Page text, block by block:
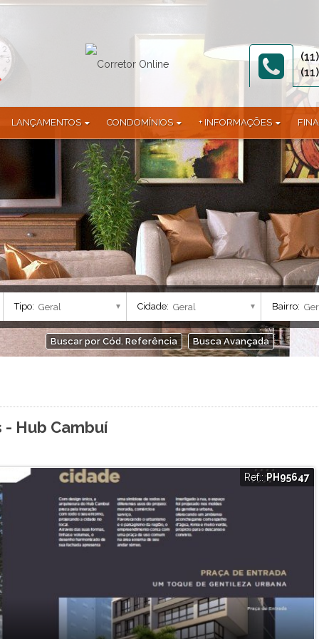
(1)
(1)
LANÇAMENTOS
Terreno em Condomínio (3)
CONDOMÍNIOS
Abitare Eco Clube (1)
Allegro (1)
Alphaville Jundiaí (9)
Alta Vista Acqua (1)
Alto Di Felicitá (2)
Altos da Avenida (2)
Altos da Samuel Martins (1)
America Central (1)
Applausi Villaggio (1)
Araguaia (1)
Arts Itatiba (1)
Atmosphera Natural Living (2)
Bosque dos Jatobás (1)
Bothanica Jarinu (8)
Brisas da Mata (3)
Brisas Jundiaí (4)
Buona Vitta (1)
Cafezal 6 (1)
Campos de Santo Antonio II (1)
Canto da Natureza (1)
Centro Comercial Vitória 2 (1)
+ INFORMAÇÕES
Documentos
Tipo: Cidade: Bairro:
Buscar por Cód. Referência Busca Avançada
Hub Cambuí
Ref.:PH95647